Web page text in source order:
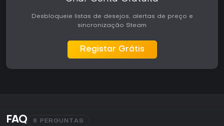
Desbloqueie listas de desejos, alertas de preço e
sincronização Steam
Registar Grátis
FAQ 8 PERGUNTAS